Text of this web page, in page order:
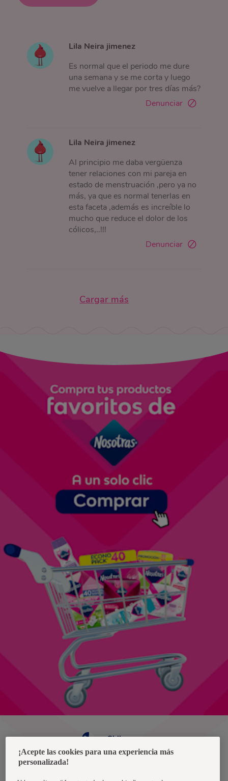
Lila Neira jimenez
Es normal que el periodo me dure
una semana y se me corta y luego
me vuelve a llegar por tres días más?
Denunciar
Lila Neira jimenez
Al principio me daba vergüenza
tener relaciones con mi pareja en
estado de menstruación ,pero ya no
más, ya que es normal tenerlas en
esta faceta ,además es increíble lo
mucho que reduce el dolor de los
cólicos,..!!!
Denunciar
Cargar más
Chile
¡Acepte las cookies para una experiencia más
personalizada!